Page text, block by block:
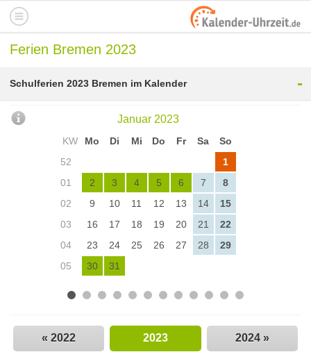
Ferien Bremen 2023
Schulferien 2023 Bremen im Kalender -
Januar 2023
KW Mo Di Mi Do Fr Sa
So
52
1
01
2 3 4 5 6 7
8
02
9 10 11 12 13 14
15
03
16 17 18 19 20 21
22
04
23 24 25 26 27 28
29
05
30 31
« 2022 2023 2024 »